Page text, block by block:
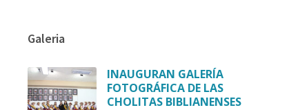
Galeria
INAUGURAN GALERÍA
FOTOGRÁFICA DE LAS
CHOLITAS BIBLIANENSES